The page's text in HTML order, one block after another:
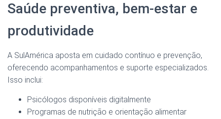
Saúde preventiva, bem-estar e
produtividade
A SulAmérica aposta em cuidado contínuo e prevenção,
oferecendo acompanhamentos e suporte especializados.
Isso inclui:
Psicólogos disponíveis digitalmente
Programas de nutrição e orientação alimentar